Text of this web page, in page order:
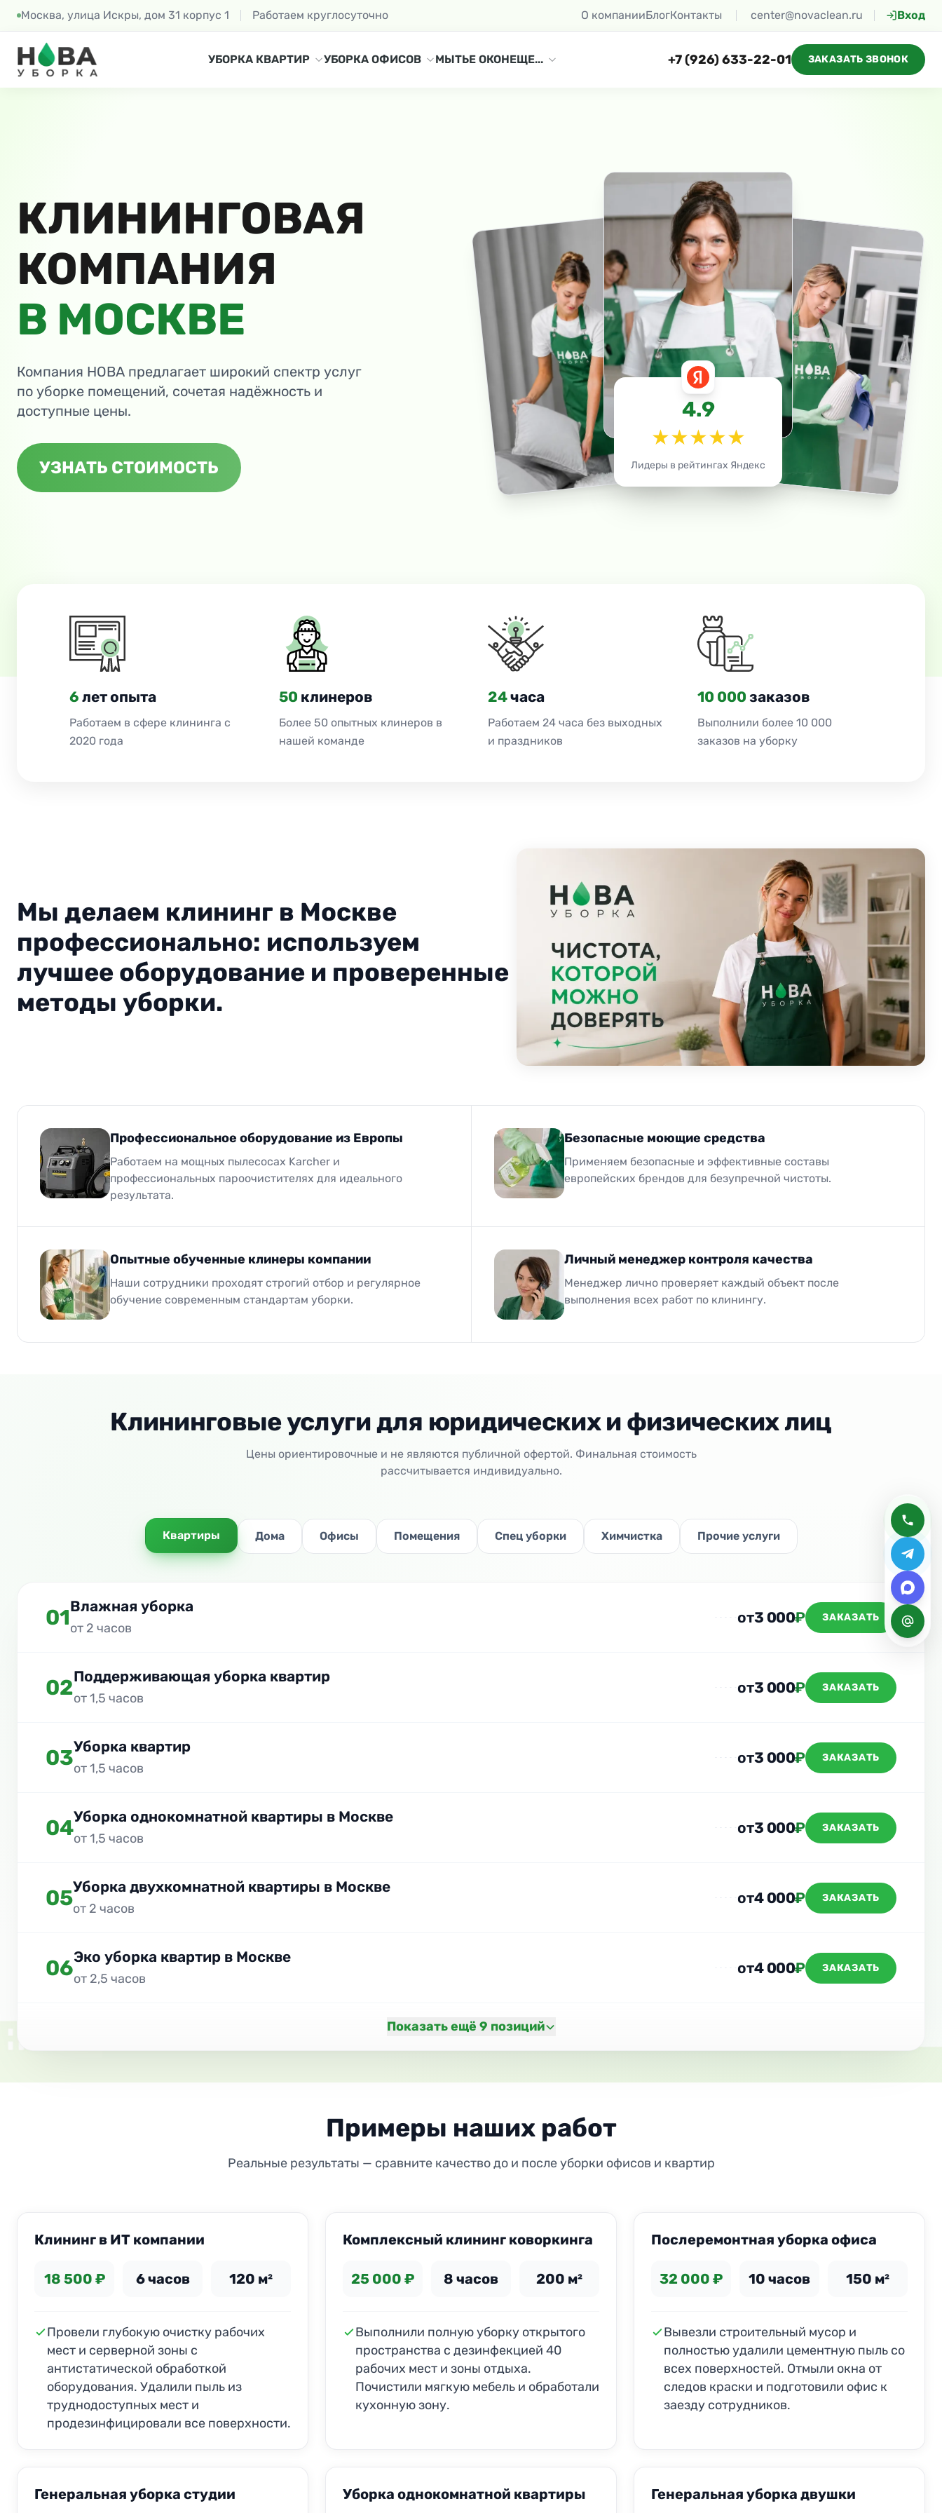
Москва, улица Искры, дом 31 корпус 1 Работаем круглосуточно О компанииБлогКонтакты center@novaclean.ru Вход
УБОРКА КВАРТИР УБОРКА ОФИСОВ МЫТЬЕ ОКОНЕЩЕ... +7 (926) 633-22-01 ЗАКАЗАТЬ ЗВОНОК
КЛИНИНГОВАЯ
КОМПАНИЯ
В МОСКВЕ
Компания НОВА предлагает широкий спектр услуг
по уборке помещений, сочетая надёжность и
доступные цены.
УЗНАТЬ СТОИМОСТЬ
4.9
★★★★★
Лидеры в рейтингах Яндекс
6 лет опыта
Работаем в сфере клининга с
2020 года
50 клинеров
Более 50 опытных клинеров в
нашей команде
24часа
Работаем 24 часа без выходных
и праздников
10 000 заказов
Выполнили более 10 000
заказов на уборку
Мы делаем клининг в Москве
профессионально: используем
лучшее оборудование и проверенные
методы уборки.
Профессиональное оборудование из Европы
Работаем на мощных пылесосах Karcher и
профессиональных пароочистителях для идеального
результата.
Безопасные моющие средства
Применяем безопасные и эффективные составы
европейских брендов для безупречной чистоты.
Опытные обученные клинеры компании
Наши сотрудники проходят строгий отбор и регулярное
обучение современным стандартам уборки.
Личный менеджер контроля качества
Менеджер лично проверяет каждый объект после
выполнения всех работ по клинингу.
Клининговые услуги для юридических и физических лиц
Цены ориентировочные и не являются публичной офертой. Финальная стоимость
рассчитывается индивидуально.
Квартиры Дома Офисы Помещения Спец уборки Химчистка Прочие услуги
01Влажная уборка
от 2 часов
от3 000₽ ЗАКАЗАТЬ
02Поддерживающая уборка квартир
от 1,5 часов
от3 000₽ ЗАКАЗАТЬ
03Уборка квартир
от 1,5 часов
от3 000₽ ЗАКАЗАТЬ
04Уборка однокомнатной квартиры в Москве
от 1,5 часов
от3 000₽ ЗАКАЗАТЬ
05Уборка двухкомнатной квартиры в Москве
от 2 часов
от4 000₽ ЗАКАЗАТЬ
06Эко уборка квартир в Москве
от 2,5 часов
от4 000₽ ЗАКАЗАТЬ
Показать ещё 9 позиций
Примеры наших работ
Реальные результаты — сравните качество до и после уборки офисов и квартир
Клининг в ИТ компании
18 500 ₽ 6 часов 120 м²
Провели глубокую очистку рабочих
мест и серверной зоны с
антистатической обработкой
оборудования. Удалили пыль из
труднодоступных мест и
продезинфицировали все поверхности.
Комплексный клининг коворкинга
25 000 ₽ 8 часов 200 м²
Выполнили полную уборку открытого
пространства с дезинфекцией 40
рабочих мест и зоны отдыха.
Почистили мягкую мебель и обработали
кухонную зону.
Послеремонтная уборка офиса
32 000 ₽ 10 часов 150 м²
Вывезли строительный мусор и
полностью удалили цементную пыль со
всех поверхностей. Отмыли окна от
следов краски и подготовили офис к
заезду сотрудников.
Генеральная уборка студии Уборка однокомнатной квартиры Генеральная уборка двушки